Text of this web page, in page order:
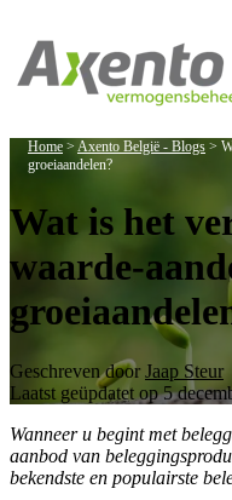
Home > Axento België - Blogs >
groeiaandelen?
Wat is het
waarde-
Geschreven door Jaap Steur
Laatst geüpdatet op 5
Wanneer u begint met
aanbod van
bekendste en populairste